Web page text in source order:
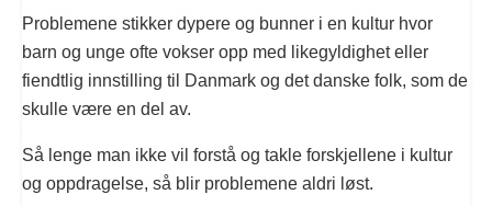
Problemene stikker dypere og bunner i en kultur hvor
barn og unge ofte vokser opp med likegyldighet eller
fiendtlig innstilling til Danmark og det danske folk, som de
skulle være en del av.
Så lenge man ikke vil forstå og takle forskjellene i kultur
og oppdragelse, så blir problemene aldri løst.